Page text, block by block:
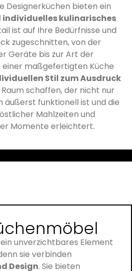
Designerküchen bieten ein
kulinarisches
ist auf Ihre Bedürfnisse und
zugeschnitten, von der
Geräte bis zur Art der
einer maßgefertigten Küche
Stil zum Ausdruck
schaffen, der nicht nur
äußerst funktionell ist und die
Mahlzeiten und
Momente erleichtert.
unverzichtbares Element
sie verbinden
Design. Sie bieten